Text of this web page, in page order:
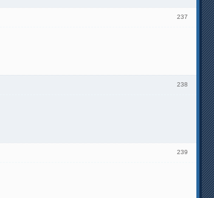
237
238
239